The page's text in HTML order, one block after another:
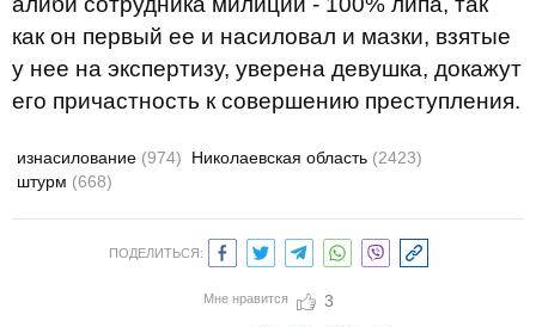
как он первый ее и насиловал и мазки, взятые
у нее на экспертизу, уверена девушка, докажут
его причастность к совершению преступления.
изнасилование (974) Николаевская область (2423)
штурм (668)
ПОДЕЛИТЬСЯ:
Мне нравится 3